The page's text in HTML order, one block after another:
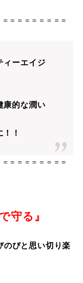
＝＝＝＝＝＝＝＝
ィーエイジ
康的な潤い
！
＝＝＝＝＝＝＝＝
守る』
びと思い切り楽